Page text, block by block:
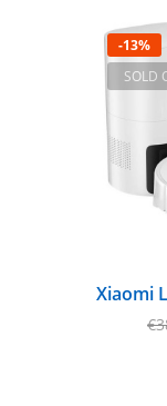
-13%
SOLD
€